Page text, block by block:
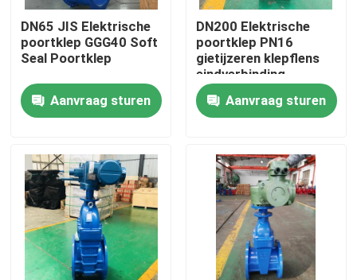
Neem contact met ons op
Nieuws
Di-Poortklep
Veerkrachtige Gezette Poortklep
DN65 JIS Elektrische
poortklep GGG40 Soft
Seal Poortklep
Aanvraag sturen
DN200 Elektrische
poortklep PN16
gietijzeren klepflens
eindverbinding
Aanvraag sturen